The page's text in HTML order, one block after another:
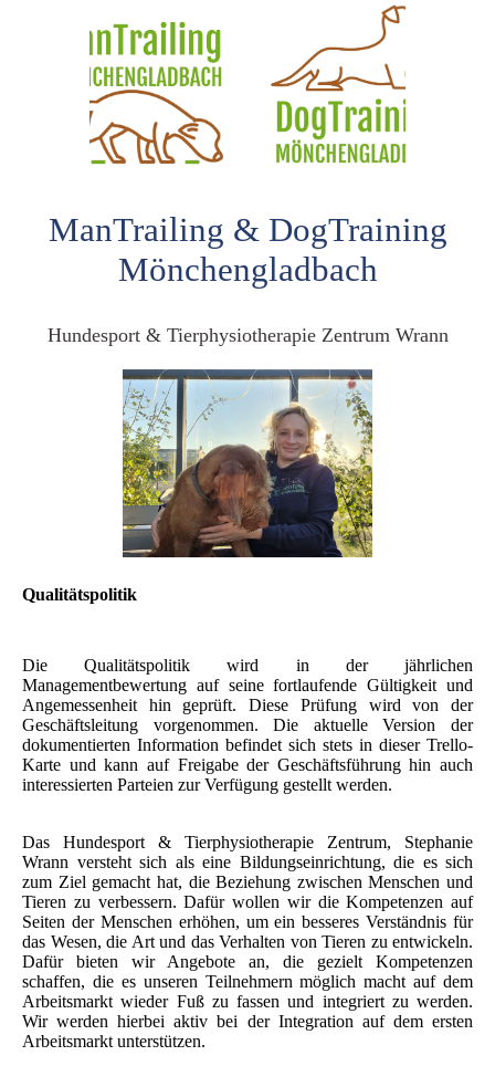
ManTrailing & DogTraining
Mönchengladbach
Hundesport & Tierphysiotherapie Zentrum Wrann
Qualitätspolitik
Die Qualitätspolitik wird in der jährlichen
Managementbewertung auf seine fortlaufende Gültigkeit und
Angemessenheit hin geprüft. Diese Prüfung wird von der
Geschäftsleitung vorgenommen. Die aktuelle Version der
dokumentierten Information befindet sich stets in dieser Trello-
Karte und kann auf Freigabe der Geschäftsführung hin auch
interessierten Parteien zur Verfügung gestellt werden.
Das Hundesport & Tierphysiotherapie Zentrum, Stephanie
Wrann versteht sich als eine Bildungseinrichtung, die es sich
zum Ziel gemacht hat, die Beziehung zwischen Menschen und
Tieren zu verbessern. Dafür wollen wir die Kompetenzen auf
Seiten der Menschen erhöhen, um ein besseres Verständnis für
das Wesen, die Art und das Verhalten von Tieren zu entwickeln.
Dafür bieten wir Angebote an, die gezielt Kompetenzen
schaffen, die es unseren Teilnehmern möglich macht auf dem
Arbeitsmarkt wieder Fuß zu fassen und integriert zu werden.
Wir werden hierbei aktiv bei der Integration auf dem ersten
Arbeitsmarkt unterstützen.